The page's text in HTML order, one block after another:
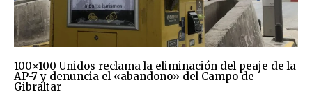
100×100 Unidos reclama la eliminación del peaje de la
AP-7 y denuncia el «abandono» del Campo de
Gibraltar